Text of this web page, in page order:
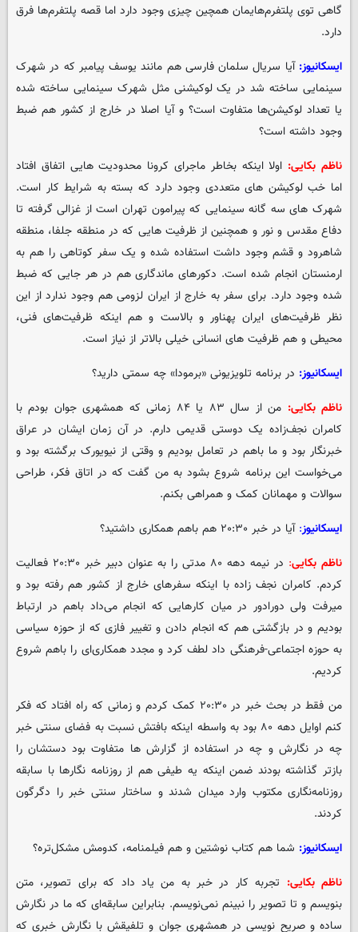
گاهی توی پلتفرم‌هایمان همچین چیزی وجود دارد اما قصه پلتفرم‌ها فرق
دارد.
ایسکانیوز: آیا سریال سلمان فارسی هم مانند یوسف پیامبر که در شهرک
سینمایی ساخته شد در یک لوکیشنی مثل شهرک سینمایی ساخته شده
یا تعداد لوکیشن‌ها متفاوت است؟ و آیا اصلا در خارج از کشور هم ضبط
وجود داشته است؟
ناظم بکایی: اولا اینکه بخاطر ماجرای کرونا محدودیت هایی اتفاق افتاد
اما خب لوکیشن های متعددی وجود دارد که بسته به شرایط کار است.
شهرک های سه گانه سینمایی که پیرامون تهران است از غزالی گرفته تا
دفاع مقدس و نور و همچنین از ظرفیت هایی که در منطقه جلفا، منطقه
شاهرود و قشم وجود داشت استفاده شده و یک سفر کوتاهی را هم به
ارمنستان انجام شده است. دکورهای ماندگاری هم در هر جایی که ضبط
شده وجود دارد. برای سفر به خارج از ایران لزومی هم وجود ندارد از این
نظر ظرفیت‌های ایران پهناور و بالاست و هم اینکه ظرفیت‌های فنی،
محیطی و هم ظرفیت های انسانی خیلی بالاتر از نیاز است.
ایسکانیوز: در برنامه تلویزیونی «برمودا» چه سمتی دارید؟
ناظم بکایی:
من از سال ۸۳ یا ۸۴ زمانی که همشهری جوان بودم با
کامران نجف‌زاده یک دوستی قدیمی دارم. در آن زمان ایشان در عراق
خبرنگار بود و ما باهم در تعامل بودیم و وقتی از نیویورک برگشته بود و
می‌خواست این برنامه شروع بشود به من گفت که در اتاق فکر، طراحی
سوالات و مهمانان کمک و همراهی بکنم.
ایسکانیوز: آیا در خبر ۲۰:۳۰ هم باهم همکاری داشتید؟
ناظم بکایی:
در نیمه دهه ۸۰ مدتی را به عنوان دبیر خبر ۲۰:۳۰ فعالیت
کردم. کامران نجف زاده با اینکه سفرهای خارج از کشور هم رفته بود و
میرفت ولی دورادور در میان کارهایی که انجام می‌داد باهم در ارتباط
بودیم و در بازگشتی هم که انجام دادن و تغییر فازی که از حوزه سیاسی
به حوزه اجتماعی-فرهنگی داد لطف کرد و مجدد همکاری‌ای را باهم شروع
کردیم.
من فقط در بحث خبر در ۲۰:۳۰ کمک کردم و زمانی که راه افتاد که فکر
کنم اوایل دهه ۸۰ بود به واسطه اینکه بافتش نسبت به فضای سنتی خبر
چه در نگارش و چه در استفاده از گزارش ها متفاوت بود دستشان را
بازتر گذاشته بودند ضمن اینکه یه طیفی هم از روزنامه نگارها با سابقه
روزنامه‌نگاری مکتوب وارد میدان شدند و ساختار سنتی خبر را دگرگون
کردند.
ایسکانیوز: شما هم کتاب نوشتین و هم فیلمنامه، کدومش مشکل‌تره؟
ناظم بکایی: تجربه کار در خبر به من یاد داد که برای تصویر، متن
بنویسم و تا تصویر را نبینم نمی‌نویسم. بنابراین سابقه‌ای که ما در نگارش
ساده و صریح نویسی در همشهری جوان و تلفیقش با نگارش خبری که